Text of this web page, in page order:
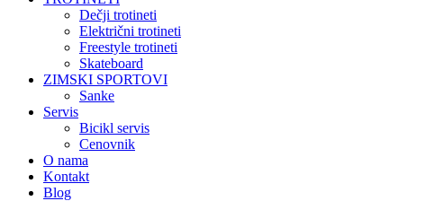
Dečji trotineti
Električni trotineti
Freestyle trotineti
Skateboard
ZIMSKI SPORTOVI
Sanke
Servis
Bicikl servis
Cenovnik
O nama
Kontakt
Blog